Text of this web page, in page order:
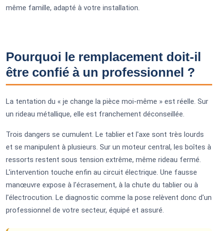
même famille, adapté à votre installation.
Pourquoi le remplacement doit-il
être confié à un professionnel ?
La tentation du « je change la pièce moi-même » est réelle. Sur
un rideau métallique, elle est franchement déconseillée.
Trois dangers se cumulent. Le tablier et l'axe sont très lourds
et se manipulent à plusieurs. Sur un moteur central, les boîtes à
ressorts restent sous tension extrême, même rideau fermé.
L'intervention touche enfin au circuit électrique. Une fausse
manœuvre expose à l'écrasement, à la chute du tablier ou à
l'électrocution. Le diagnostic comme la pose relèvent donc d'un
professionnel de votre secteur, équipé et assuré.